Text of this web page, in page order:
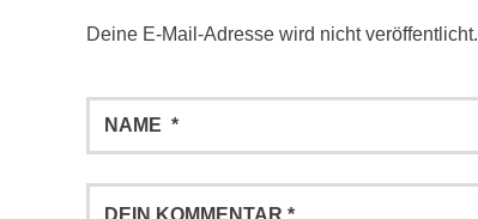
Deine E-Mail-Adresse wird nicht veröffentlicht.